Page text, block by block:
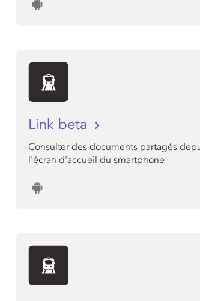
Link beta
Consulter des documents partagés
l'écran d'accueil du smartphone